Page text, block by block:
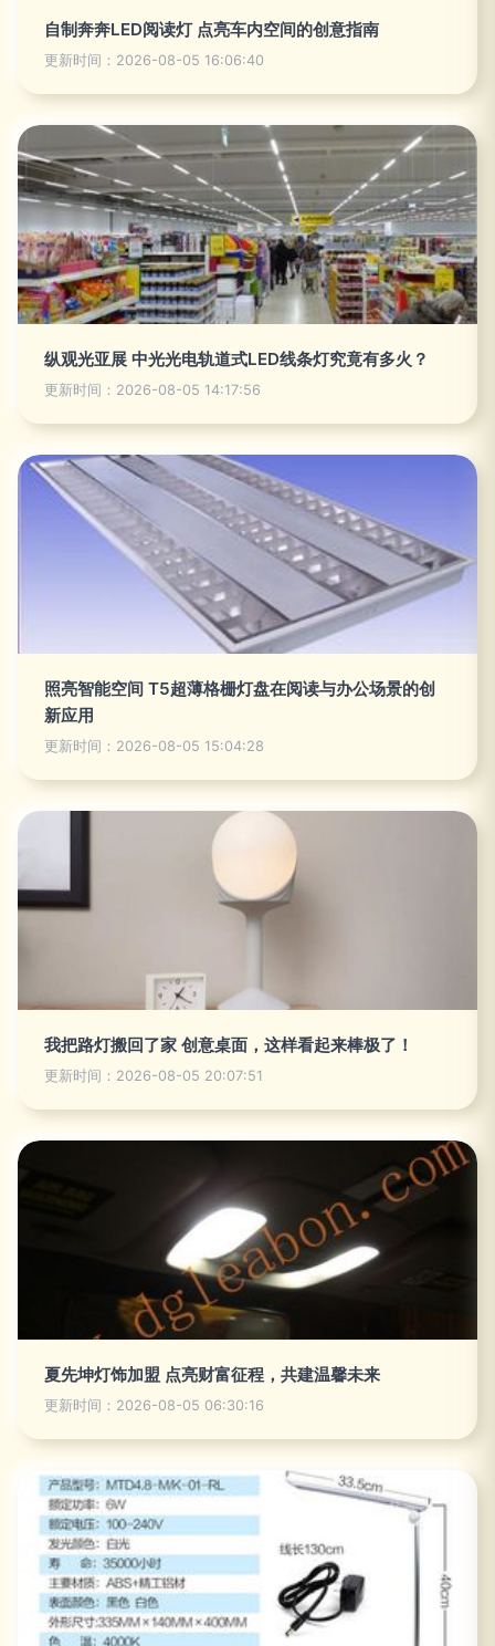
自制奔奔LED阅读灯 点亮车内空间的创意指南
更新时间：2026-08-05 16:06:40
纵观光亚展 中光光电轨道式LED线条灯究竟有多火？
更新时间：2026-08-05 14:17:56
照亮智能空间 T5超薄格栅灯盘在阅读与办公场景的创
新应用
更新时间：2026-08-05 15:04:28
我把路灯搬回了家 创意桌面，这样看起来棒极了！
更新时间：2026-08-05 20:07:51
夏先坤灯饰加盟 点亮财富征程，共建温馨未来
更新时间：2026-08-05 06:30:16